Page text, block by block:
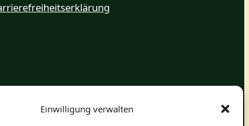
Einwilligung verwalten